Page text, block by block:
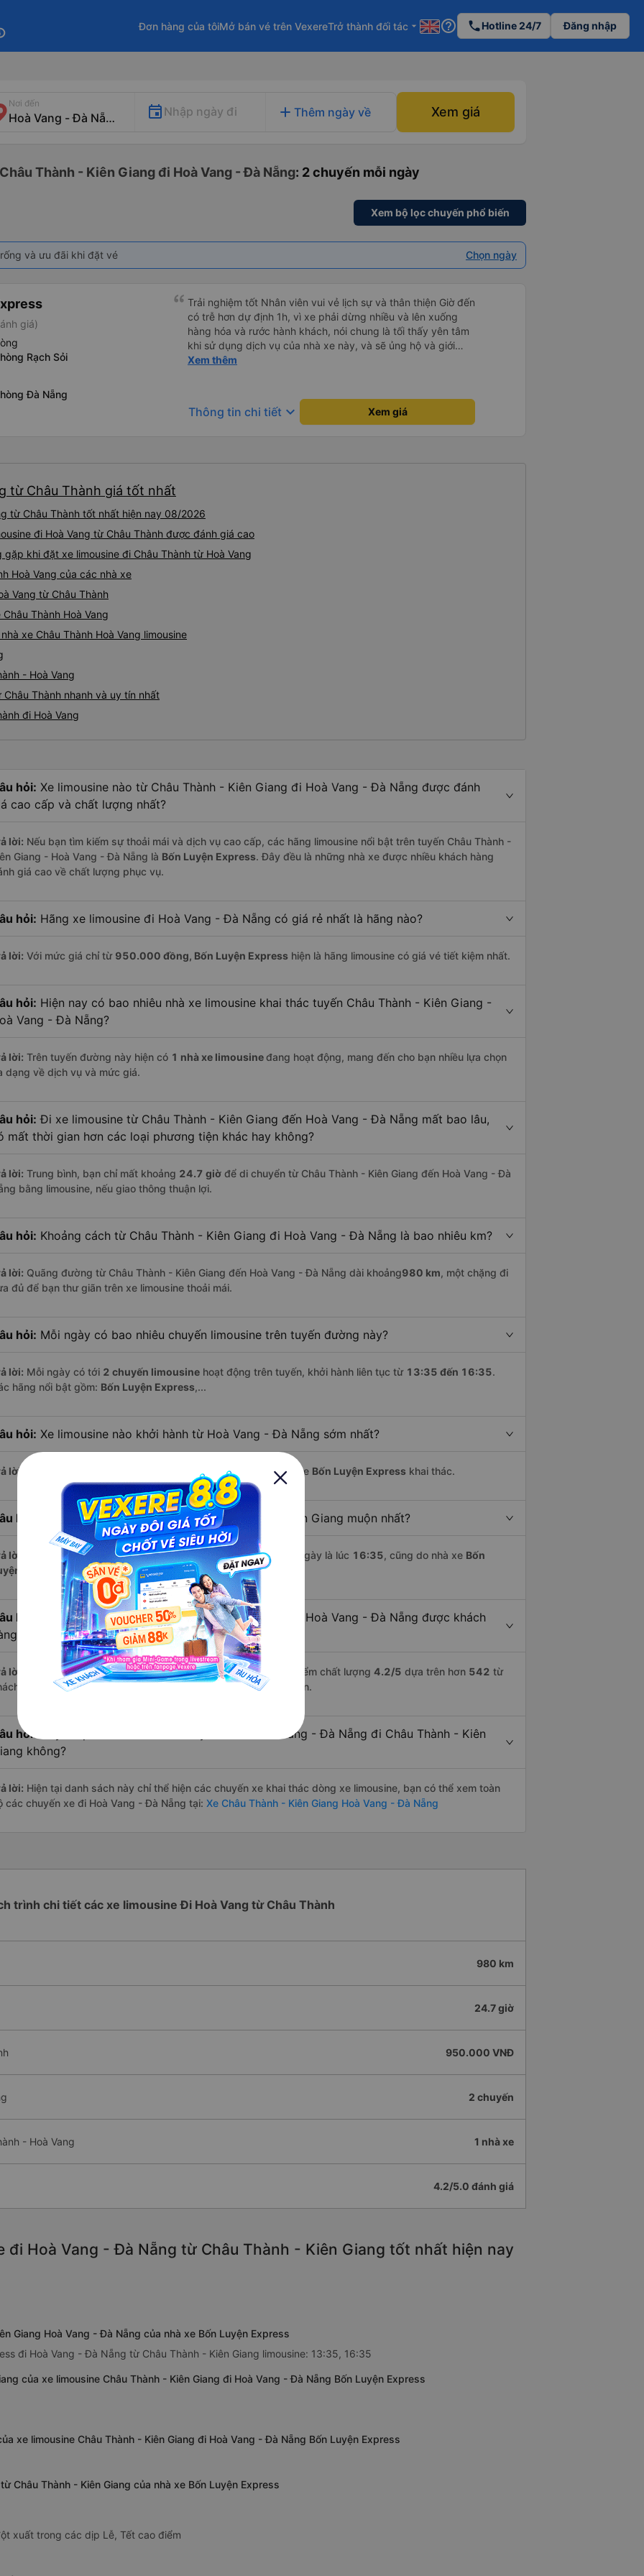
Đơn hàng của tôiMở bán vé trên VexereTrở thành đối tác arrow_drop_down help_outline phoneHotline 24/7 Đăng nhập
Nơi đến
Nhập ngày đi add Thêm ngày về Xem giá
Thành - Kiên Giang đi Hoà Vang - Đà Nẵng: 2 chuyến mỗi ngày
Xem bộ lọc chuyến phổ biến
và ưu đãi khi đặt vé Chọn ngày
giá)
Rạch Sỏi
Đà Nẵng
Trải nghiệm tốt Nhân viên vui vẻ lịch sự và thân thiện Giờ đến
có trễ hơn dự định 1h, vì xe phải dừng nhiều và lên xuống
hàng hóa và rước hành khách, nói chung là tối thấy yên tâm
khi sử dụng dịch vụ của nhà xe này, và sẽ ủng hộ và giới
thiệu cho người thân sử dụng dịch vụ của nhà xe này
Xem thêm
Thông tin chi tiết keyboard_arrow_down Xem giá
từ Châu Thành giá tốt nhất
từ Châu Thành tốt nhất hiện nay 08/2026
đi Hoà Vang từ Châu Thành được đánh giá cao
khi đặt xe limousine đi Châu Thành từ Hoà Vang
Hoà Vang của các nhà xe
Vang từ Châu Thành
Thành Hoà Vang
xe Châu Thành Hoà Vang limousine
- Hoà Vang
Thành nhanh và uy tín nhất
đi Hoà Vang
hỏi: Xe limousine nào từ Châu Thành - Kiên Giang đi Hoà Vang - Đà Nẵng được đánh
cao cấp và chất lượng nhất?
lời: Nếu bạn tìm kiếm sự thoải mái và dịch vụ cao cấp, các hãng limousine nổi bật trên tuyến Châu Thành -
Giang - Hoà Vang - Đà Nẵng là Bốn Luyện Express. Đây đều là những nhà xe được nhiều khách hàng
giá cao về chất lượng phục vụ.
hỏi: Hãng xe limousine đi Hoà Vang - Đà Nẵng có giá rẻ nhất là hãng nào?
lời: Với mức giá chỉ từ 950.000 đồng, Bốn Luyện Express hiện là hãng limousine có giá vé tiết kiệm nhất.
hỏi: Hiện nay có bao nhiêu nhà xe limousine khai thác tuyến Châu Thành - Kiên Giang -
Vang - Đà Nẵng?
lời: Trên tuyến đường này hiện có 1 nhà xe limousineđang hoạt động, mang đến cho bạn nhiều lựa chọn
dạng về dịch vụ và mức giá.
hỏi: Đi xe limousine từ Châu Thành - Kiên Giang đến Hoà Vang - Đà Nẵng mất bao lâu,
mất thời gian hơn các loại phương tiện khác hay không?
lời: Trung bình, bạn chỉ mất khoảng 24.7 giờ để di chuyển từ Châu Thành - Kiên Giang đến Hoà Vang - Đà
bằng limousine, nếu giao thông thuận lợi.
hỏi: Khoảng cách từ Châu Thành - Kiên Giang đi Hoà Vang - Đà Nẵng là bao nhiêu km?
lời: Quãng đường từ Châu Thành - Kiên Giang đến Hoà Vang - Đà Nẵng dài khoảng980 km, một chặng đi
đủ để bạn thư giãn trên xe limousine thoải mái.
hỏi: Mỗi ngày có bao nhiêu chuyến limousine trên tuyến đường này?
lời: Mỗi ngày có tới 2 chuyến limousine hoạt động trên tuyến, khởi hành liên tục từ 13:35 đến 16:35.
hãng nổi bật gồm: Bốn Luyện Express,...
hỏi: Xe limousine nào khởi hành từ Hoà Vang - Đà Nẵng sớm nhất?
lời: Chuyến limousine sớm nhất khởi hành lúc 13:35 , do nhà xe Bốn Luyện Express khai thác.
hỏi: Xe limousine nào khởi hành từ Châu Thành - Kiên Giang muộn nhất?
lời: Nếu bạn muốn đi chuyến muộn, lựa chọn cuối cùng trong ngày là lúc 16:35, cũng do nhà xe Bốn
Expressvận hành.
hỏi:
Xe limousine nào từ Châu Thành - Kiên Giang đi Hoà Vang - Đà Nẵng được khách
đánh giá tốt nhất?
lời: Trong số các hãng,Bốn Luyện Expressnổi bật nhất với điểm chất lượng 4.2/5 dựa trên hơn 542 từ
hàng – một con số minh chứng cho dịch vụ cao cấp và uy tín.
hỏi:
Đây có phải là tất cả các chuyến xe từ Hoà Vang - Đà Nẵng đi Châu Thành - Kiên
không?
lời: Hiện tại danh sách này chỉ thể hiện các chuyến xe khai thác dòng xe limousine, bạn có thể xem toàn
các chuyến xe đi Hoà Vang - Đà Nẵng tại: Xe Châu Thành - Kiên Giang Hoà Vang - Đà Nẵng
trình chi tiết các xe limousine Đi Hoà Vang từ Châu Thành
980 km
24.7 giờ
950.000 VNĐ
2 chuyến
- Hoà Vang 1 nhà xe
4.2/5.0 đánh giá
đi Hoà Vang - Đà Nẵng từ Châu Thành - Kiên Giang tốt nhất hiện nay
Giang Hoà Vang - Đà Nẵng của nhà xe Bốn Luyện Express
đi Hoà Vang - Đà Nẵng từ Châu Thành - Kiên Giang limousine: 13:35, 16:35
của xe limousine Châu Thành - Kiên Giang đi Hoà Vang - Đà Nẵng Bốn Luyện Express
xe limousine Châu Thành - Kiên Giang đi Hoà Vang - Đà Nẵng Bốn Luyện Express
Châu Thành - Kiên Giang của nhà xe Bốn Luyện Express
xuất trong các dịp Lễ, Tết cao điểm